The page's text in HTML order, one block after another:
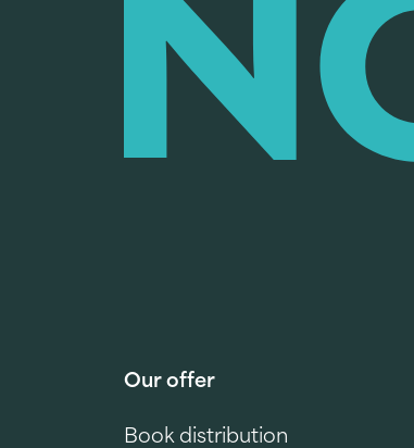
Our offer
Book distribution